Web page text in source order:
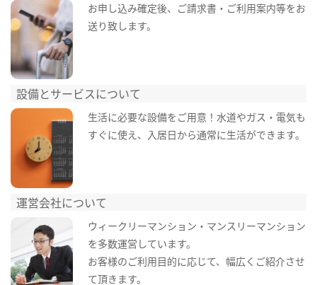
お申し込み確定後、ご請求書・ご利用案内等をお
送り致します。
設備とサービスについて
生活に必要な設備をご用意！水道やガス・電気も
すぐに使え、入居日から通常に生活ができます。
運営会社について
ウィークリーマンション・マンスリーマンション
を多数運営しています。
お客様のご利用目的に応じて、幅広くご紹介させ
て頂きます。